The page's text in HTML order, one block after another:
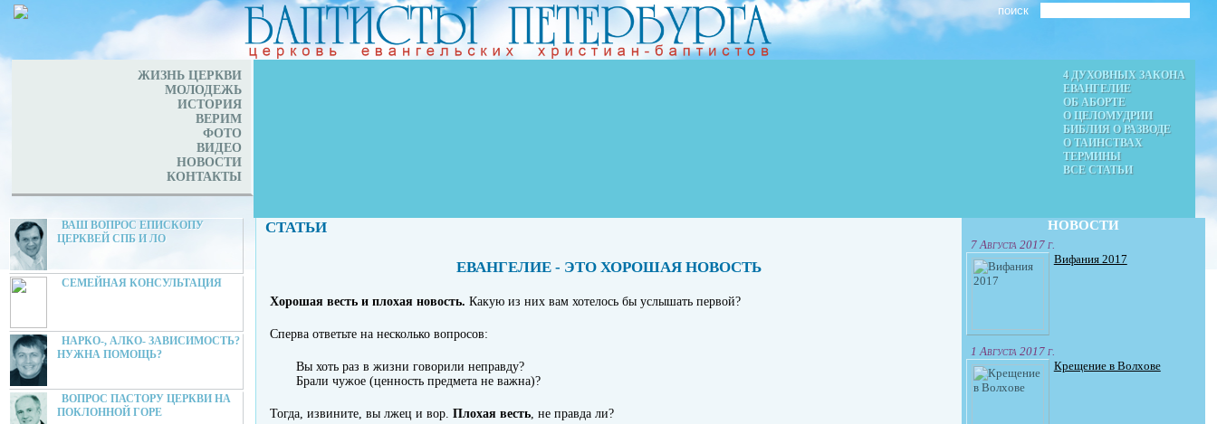
ЖИЗНЬ ЦЕРКВИ
МОЛОДЕЖЬ
ИСТОРИЯ
ВЕРИМ
ФОТО
ВИДЕО
НОВОСТИ
КОНТАКТЫ
4 ДУХОВНЫХ ЗАКОНА
ЕВАНГЕЛИЕ
ОБ АБОРТЕ
О ЦЕЛОМУДРИИ
БИБЛИЯ О РАЗВОДЕ
О ТАИНСТВАХ
ТЕРМИНЫ
ВСЕ СТАТЬИ
ВАШ ВОПРОС ЕПИСКОПУ
ЦЕРКВЕЙ СПБ И ЛО
СЕМЕЙНАЯ КОНСУЛЬТАЦИЯ
НАРКО-, АЛКО- ЗАВИСИМОСТЬ?
НУЖНА ПОМОЩЬ?
ВОПРОС ПАСТОРУ ЦЕРКВИ НА
ПОКЛОННОЙ ГОРЕ
СТАТЬИ
ЕВАНГЕЛИЕ - ЭТО ХОРОШАЯ НОВОСТЬ
Хорошая весть и плохая новость. Какую из них вам хотелось бы услышать первой?
Сперва ответьте на несколько вопросов:
Вы хоть раз в жизни говорили неправду?
Брали чужое (ценность предмета не важна)?
Тогда, извините, вы лжец и вор.Плохая весть, не правда ли?
НОВОСТИ
7 Августа 2017 г.
Вифания 2017
1 Августа 2017 г.
Крещение в Волхове